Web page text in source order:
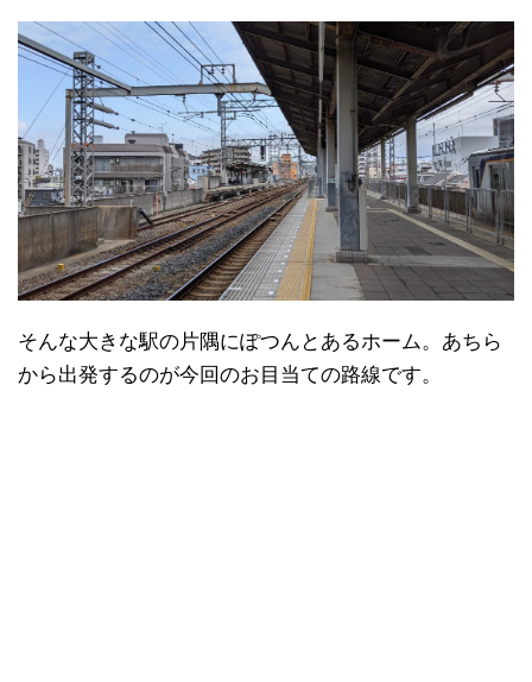
縦断 (10)
そんな大きな駅の片隅にぽつんとあるホーム。あちら
から出発するのが今回のお目当ての路線です。